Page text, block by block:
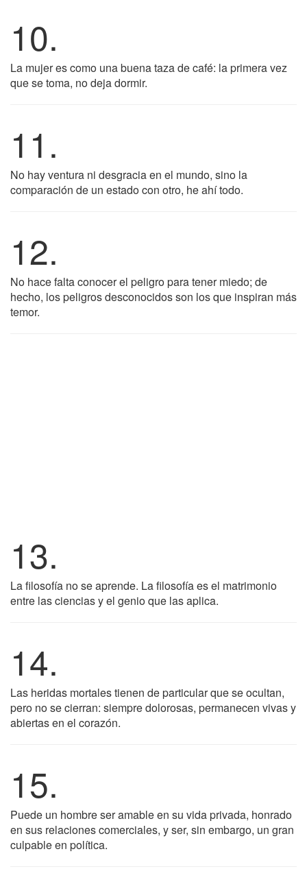
10.
La mujer es como una buena taza de café: la primera vez
que se toma, no deja dormir.
11.
No hay ventura ni desgracia en el mundo, sino la
comparación de un estado con otro, he ahí todo.
12.
No hace falta conocer el peligro para tener miedo; de
hecho, los peligros desconocidos son los que inspiran más
temor.
13.
La filosofía no se aprende. La filosofía es el matrimonio
entre las ciencias y el genio que las aplica.
14.
Las heridas mortales tienen de particular que se ocultan,
pero no se cierran: siempre dolorosas, permanecen vivas y
abiertas en el corazón.
15.
Puede un hombre ser amable en su vida privada, honrado
en sus relaciones comerciales, y ser, sin embargo, un gran
culpable en política.